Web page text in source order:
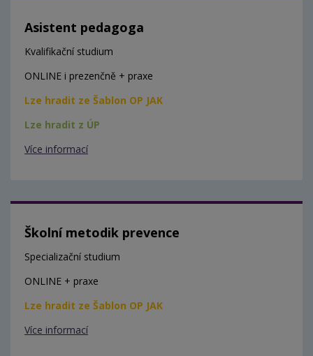
Asistent pedagoga
Kvalifikační studium
ONLINE i prezenčně + praxe
Lze hradit ze Šablon OP JAK
Lze hradit z ÚP
Více informací
Školní metodik prevence
Specializační studium
ONLINE + praxe
Lze hradit ze Šablon OP JAK
Více informací